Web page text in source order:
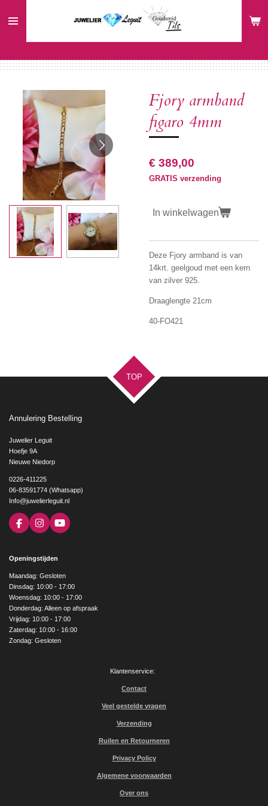
direct
hoofdinhoud
Fjory armband
figaro 4mm
€ 389,00
GRATIS verzending
In winkelwagen
Deze Fjory armband is van
14krt. geelgoud met een kern
van zilver 925.
Draaglengte 21cm
40-FO421
TOP
Annulering Bestelling
Juwelier Leguit
Hoefje 9A
Nieuwe Niedorp
0226-411225
06-83591774 (Whatsapp)
Info@juwelierleguit.nl
F
a
b
o
k
I
n
a
g
r
a
m
Y
o
e
Openingstijden
Maandag: Gesloten
Dinsdag: 10:00 - 17:00
Woensdag: 10:00 - 17:00
Donderdag: Alleen op afspraak
Vrijdag: 10:00 - 17:00
Zaterdag: 10:00 - 16:00
Zondag: Gesloten
Klantenservice:
Contact
Veel gestelde vragen
Verzending
Ruilen en Retourneren
Privacy Policy
Algemene voorwaarden
Over ons